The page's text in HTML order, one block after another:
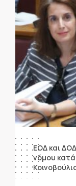
ΕΟΔ και
νόμου κατά